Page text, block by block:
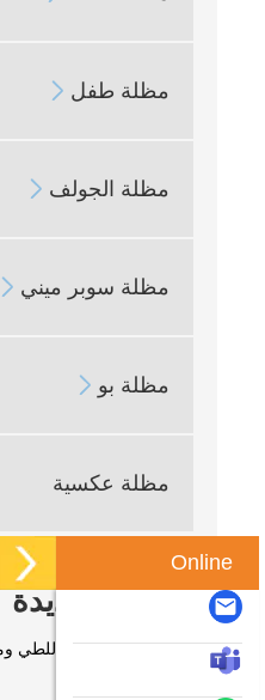
مظلة طفل 
مظلة الجولف 
مظلة سوبر ميني 
مظلة بو 
مظلة عكسية
منتجات جديدة
5 مظلة يدوية قابلة للطي ومدمجة
Online